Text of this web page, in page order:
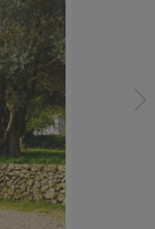
Consent Manager
HILFE
können,müssen Sie eine
Nachfolgend erhalten Sie
verschiedenen Optionen und
Bedeutung.